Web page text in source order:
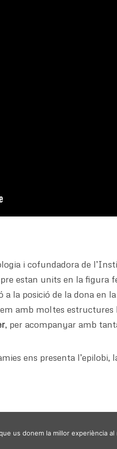
i cofundadora de
estan units en la
la posició de la dona en
amb moltes
, per acompanyar amb
ens presenta
us donem la millor experiència